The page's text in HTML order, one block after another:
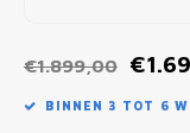
€1.899,00
BINNEN 3 TOT 6